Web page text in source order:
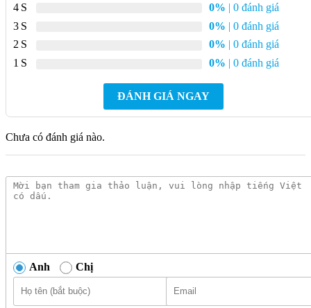
Kích thước: Dài 200 mm x Rộng 100 mm x Cao 130 mm
Xuất xứ: Thái Lan
Bảo hành: 2 năm
Tính năng nổi bật van xả tiểu nam
COTTO CT472SL(HM) xả nhấn
cho không gian của bạn.
Tiết kiệm hiệu quả:Chức năng xả nhấn tiện lợi, giúp tiết
kiệm 30% lượng nước so với van xả thông thường, góp
4
0% | 0 đánh giá
3
0% | 0 đánh giá
2
0% | 0 đánh giá
1
0% | 0 đánh giá
ĐÁNH GIÁ NGAY
Chưa có đánh giá nào.
Anh Chị